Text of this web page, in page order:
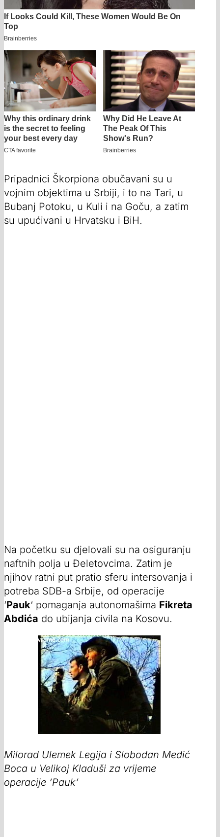
Pripadnici Škorpiona obučavani su u
vojnim objektima u Srbiji, i to na Tari, u
Bubanj Potoku, u Kuli i na Goču, a zatim
su upućivani u Hrvatsku i BiH.
Na početku su djelovali su na osiguranju
naftnih polja u Đeletovcima. Zatim je
njihov ratni put pratio sferu intersovanja i
potreba SDB-a Srbije, od operacije
‘Pauk‘ pomaganja autonomašima Fikreta
Abdića do ubijanja civila na Kosovu.
Milorad Ulemek Legija i Slobodan Medić
Boca u Velikoj Kladuši za vrijeme
operacije ‘Pauk’